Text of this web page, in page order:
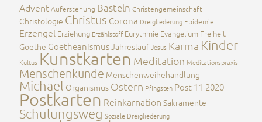
AdventAuferstehung Basteln Christengemeinschaft
Christologie Christus Corona Dreigliederung Epidemie
Erzengel Erziehung Erzählstoff Eurythmie Evangelium Freiheit
Goethe GoetheanismusJahreslaufJesus Karma Kinder
Kultus Kunstkarten Meditation Meditationspraxis
Menschenkunde Menschenweihehandlung
Michael Organismus Ostern Pfingsten Post 11-2020
Postkarten Reinkarnation Sakramente
Schulungsweg Soziale Dreigliederung